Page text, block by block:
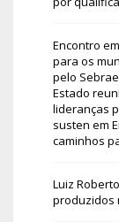
Encontro
para os
pelo
Estado
lideranças
susten em
caminhos
Luiz Roberto
produzidos